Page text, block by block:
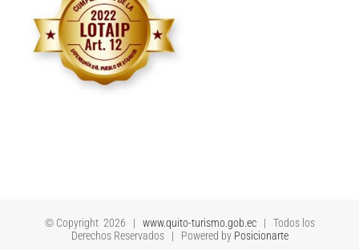
© Copyright 2026 | www.quito-turismo.gob.ec| Todos los
Derechos Reservados | Powered by Posicionarte